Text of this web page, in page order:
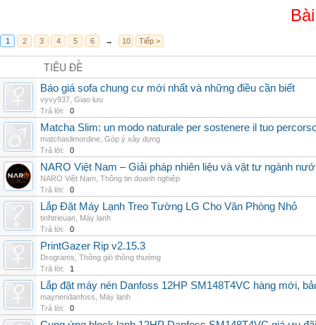
1 2 3 4 5 6 → 10 Tiếp >
TIÊU ĐỀ
Báo giá sofa chung cư mới nhất và những điều cần biết
vyvy937 Giao lưu
Trả lời:
0
Matcha Slim: un modo naturale per sostenere il tuo
matchaslimordine Góp ý xây dựng
Trả lời:
0
NARO Việt Nam – Giải pháp nhiên liệu và vật tư ngành
NARO Việt Nam Thông tin doanh nghiệp
Trả lời:
0
Lắp Đặt Máy Lạnh Treo Tường LG Cho Văn Phòng Nhỏ
tinhtrieuan Máy lạnh
Trả lời:
0
PrintGazer Rip v2.15.3
Drograms Thông gió thông thường
Trả lời:
1
Lắp đặt máy nén Danfoss 12HP SM148T4VC hàng mới,
maynendanfoss
Máy lạnh
Trả lời:
0